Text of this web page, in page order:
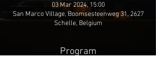
03 Mar 2024, 15:00
San Marco Village, Boomsesteenweg 31, 2627
Schelle, Belgium
Program